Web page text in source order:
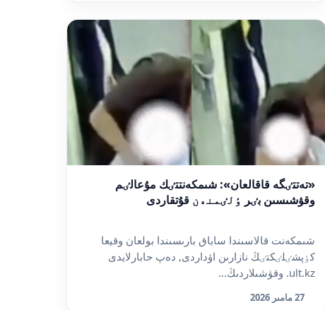
«تەتتٸگە قاقالعان»: شىمكەنتتٸك مۇعالٸم
وقۋشىسىن بٸر ٶلٸمنەن قۇتقاردى
شىمكەنت قالاسىندا ساباق بارىسىندا بولعان وقيعا
كٶپشٸلٸكتٸڭ نازارىن اۋداردى, دەپ حابارلايدى
ult.kz. وقۋشىلاردىڭ...
27 مامىر 2026